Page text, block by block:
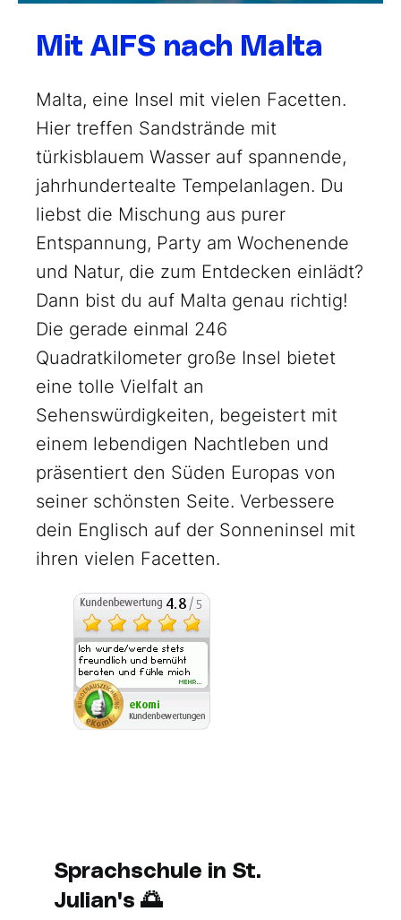
Mit AIFS nach Malta
Malta, eine Insel mit vielen Facetten.
Hier treffen Sandstrände mit
türkisblauem Wasser auf spannende,
jahrhundertealte Tempelanlagen. Du
liebst die Mischung aus purer
Entspannung, Party am Wochenende
und Natur, die zum Entdecken einlädt?
Dann bist du auf Malta genau richtig!
Die gerade einmal 246
Quadratkilometer große Insel bietet
eine tolle Vielfalt an
Sehenswürdigkeiten, begeistert mit
einem lebendigen Nachtleben und
präsentiert den Süden Europas von
seiner schönsten Seite. Verbessere
dein Englisch auf der Sonneninsel mit
ihren vielen Facetten.
Sprachschule in St.
Julian's 🌅